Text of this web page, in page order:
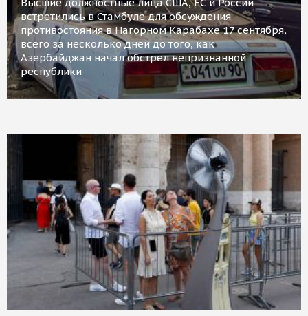
встретились в Стамбуле для обсуждения
противостояния в Нагорном Карабахе 17 сентября,
всего за несколько дней до того, как
Азербайджан начал обстрел непризнанной
республики